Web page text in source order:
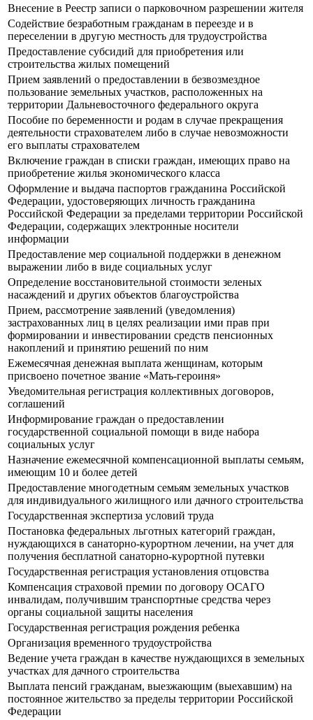
Внесение в Реестр записи о парковочном разрешении жителя
Содействие безработным гражданам в переезде и в
переселении в другую местность для трудоустройства
Предоставление субсидий для приобретения или
строительства жилых помещений
Прием заявлений о предоставлении в безвозмездное
пользование земельных участков, расположенных на
территории Дальневосточного федерального округа
Пособие по беременности и родам в случае прекращения
деятельности страхователем либо в случае невозможности
его выплаты страхователем
Включение граждан в списки граждан, имеющих право на
приобретение жилья экономического класса
Оформление и выдача паспортов гражданина Российской
Федерации, удостоверяющих личность гражданина
Российской Федерации за пределами территории Российской
Федерации, содержащих электронные носители
информации
Предоставление мер социальной поддержки в денежном
выражении либо в виде социальных услуг
Определение восстановительной стоимости зеленых
насаждений и других объектов благоустройства
Прием, рассмотрение заявлений (уведомления)
застрахованных лиц в целях реализации ими прав при
формировании и инвестировании средств пенсионных
накоплений и принятию решений по ним
Ежемесячная денежная выплата женщинам, которым
присвоено почетное звание «Мать-героиня»
Уведомительная регистрация коллективных договоров,
соглашений
Информирование граждан о предоставлении
государственной социальной помощи в виде набора
социальных услуг
Назначение ежемесячной компенсационной выплаты семьям,
имеющим 10 и более детей
Предоставление многодетным семьям земельных участков
для индивидуального жилищного или дачного строительства
Государственная экспертиза условий труда
Постановка федеральных льготных категорий граждан,
нуждающихся в санаторно-курортном лечении, на учет для
получения бесплатной санаторно-курортной путевки
Государственная регистрация установления отцовства
Компенсация страховой премии по договору ОСАГО
инвалидам, получившим транспортные средства через
органы социальной защиты населения
Государственная регистрация рождения ребенка
Организация временного трудоустройства
Ведение учета граждан в качестве нуждающихся в земельных
участках для дачного строительства
Выплата пенсий гражданам, выезжающим (выехавшим) на
постоянное жительство за пределы территории Российской
Федерации